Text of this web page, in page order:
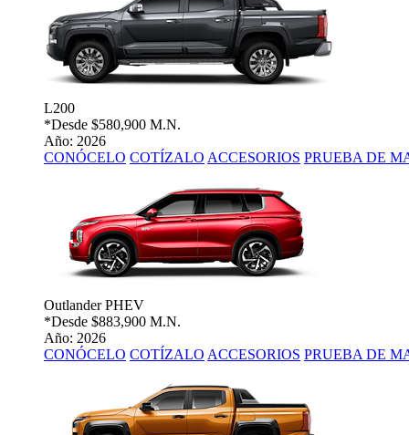
L200
*Desde $580,900 M.N.
Año: 2026
CONÓCELO COTÍZALO ACCESORIOS PRUEBA DE
Outlander PHEV
*Desde $883,900 M.N.
Año: 2026
CONÓCELO COTÍZALO ACCESORIOS PRUEBA DE